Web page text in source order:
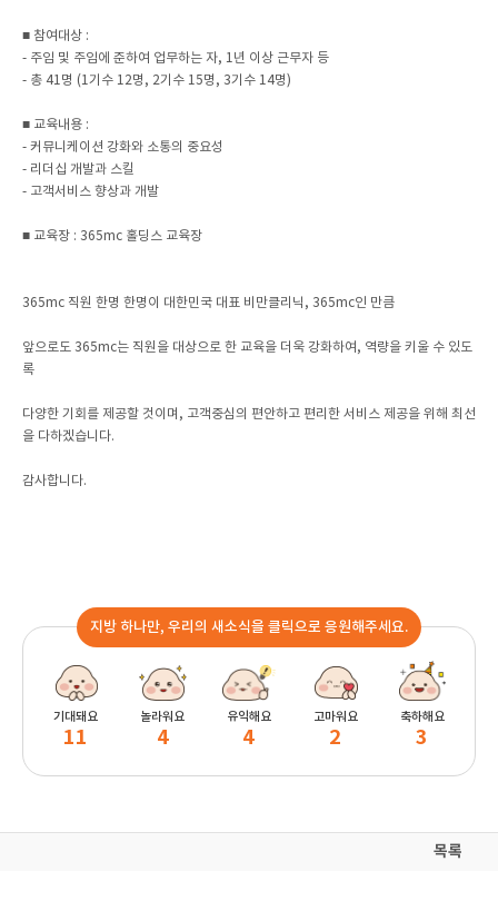
■ 참여대상 :
- 주임 및 주임에 준하여 업무하는 자, 1년 이상 근무자 등
- 총 41명 (1기수 12명, 2기수 15명, 3기수 14명)
■ 교육내용 :
- 커뮤니케이션 강화와 소통의 중요성
- 리더십 개발과 스킬
- 고객서비스 향상과 개발
■ 교육장 : 365mc 홀딩스 교육장
365mc 직원 한명 한명이 대한민국 대표 비만클리닉, 365mc인 만큼
앞으로도 365mc는 직원을 대상으로 한 교육을 더욱 강화하여, 역량을 키울 수 있도
록
다양한 기회를 제공할 것이며, 고객중심의 편안하고 편리한 서비스 제공을 위해 최선
을 다하겠습니다.
감사합니다.
지방 하나만, 우리의 새소식을 클릭으로 응원해주세요.
기대돼요
11
놀라워요
4
유익해요
4
고마워요
2
축하해요
3
목록